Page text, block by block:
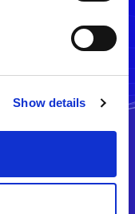
Show details